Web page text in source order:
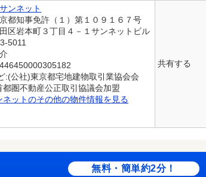
ンネット
都知事免許（１）第１０９１６７号
区岩本町３丁目４－１サンネットビル
5011
:(公社)東京都宅地建物取引業協会会
都圏不動産公正取引協議会加盟
ネットのその他の物件情報を見る
共有する
無料・簡単約2分！